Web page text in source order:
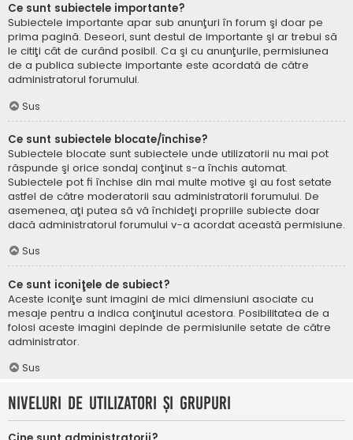
Ce sunt subiectele importante?
Subiectele importante apar sub anunţuri în forum şi doar pe
prima pagină. Deseori, sunt destul de importante şi ar trebui să
le citiţi cât de curând posibil. Ca şi cu anunţurile, permisiunea
de a publica subiecte importante este acordată de către
administratorul forumului.
Sus
Ce sunt subiectele blocate/închise?
Subiectele blocate sunt subiectele unde utilizatorii nu mai pot
răspunde şi orice sondaj conţinut s-a închis automat.
Subiectele pot fi închise din mai multe motive şi au fost setate
astfel de către moderatorii sau administratorii forumului. De
asemenea, aţi putea să vă închideţi propriile subiecte doar
dacă administratorul forumului v-a acordat această permisiune.
Sus
Ce sunt iconiţele de subiect?
Aceste iconiţe sunt imagini de mici dimensiuni asociate cu
mesaje pentru a indica conţinutul acestora. Posibilitatea de a
folosi aceste imagini depinde de permisiunile setate de către
administrator.
Sus
Niveluri de utilizatori şi grupuri